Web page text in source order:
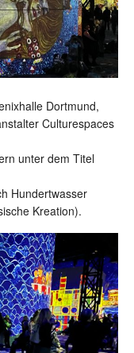
Dortmund,
Culturespaces
unter dem Titel
Hundertwasser
Kreation).